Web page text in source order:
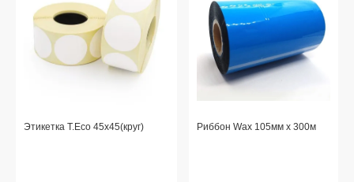
Этикетка T.Eco 45x45(круг) Риббон Wax 105мм x 300м